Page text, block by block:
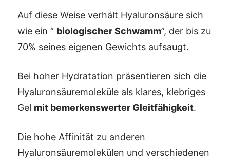
Auf diese Weise verhält Hyaluronsäure sich
wie ein “ biologischer Schwamm”, der bis zu
70% seines eigenen Gewichts aufsaugt.
Bei hoher Hydratation präsentieren sich die
Hyaluronsäuremoleküle als klares, klebriges
Gel mit bemerkenswerter Gleitfähigkeit.
Die hohe Affinität zu anderen
Hyaluronsäuremolekülen und verschiedenen